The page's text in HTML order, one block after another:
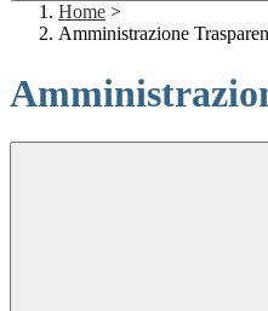
Home >
Amministrazione